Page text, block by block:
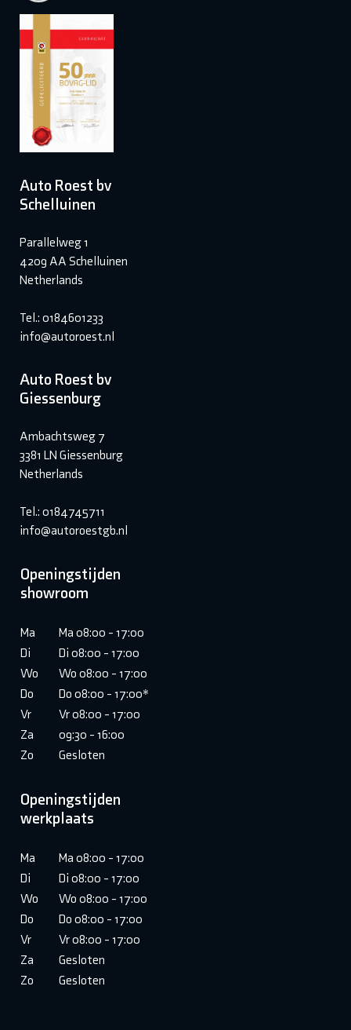
Auto Roest bv
Schelluinen
Parallelweg 1
4209 AA Schelluinen
Netherlands
Tel.: 0184601233
info@autoroest.nl
Auto Roest bv
Giessenburg
Ambachtsweg 7
3381 LN Giessenburg
Netherlands
Tel.: 0184745711
info@autoroestgb.nl
Openingstijden
showroom
Ma
Ma 08:00 - 17:00
Di
Di 08:00 - 17:00
Wo
Wo 08:00 - 17:00
Do
Do 08:00 - 17:00*
Vr
Vr 08:00 - 17:00
Za
09:30 - 16:00
Zo
Gesloten
Openingstijden
werkplaats
Ma
Ma 08:00 - 17:00
Di
Di 08:00 - 17:00
Wo
Wo 08:00 - 17:00
Do
Do 08:00 - 17:00
Vr
Vr 08:00 - 17:00
Za
Gesloten
Zo
Gesloten